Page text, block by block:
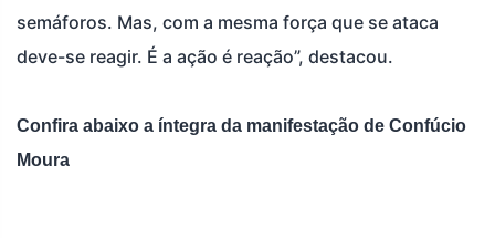
semáforos. Mas, com a mesma força que se ataca
deve-se reagir. É a ação é reação”, destacou.
Confira abaixo a íntegra da manifestação de Confúcio
Moura